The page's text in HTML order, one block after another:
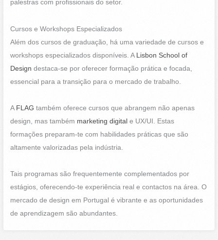
palestras com profissionais do setor.
Cursos e Workshops Especializados
Além dos cursos de graduação, há uma variedade de cursos e
workshops especializados disponíveis. A Lisbon School of
Design destaca-se por oferecer formação prática e focada,
essencial para a transição para o mercado de trabalho.
A FLAG também oferece cursos que abrangem não apenas
design, mas também marketing digital e UX/UI. Estas
formações preparam-te com habilidades práticas que são
altamente valorizadas pela indústria.
Tais programas são frequentemente complementados por
estágios, oferecendo-te experiência real e contactos na área. O
mercado de design em Portugal é vibrante e as oportunidades
de aprendizagem são abundantes.